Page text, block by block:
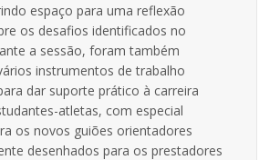
espaço para uma reflexão
os desafios identificados no
a sessão, foram também
instrumentos de trabalho
dar suporte prático à carreira
atletas, com especial
os novos guiões orientadores
desenhados para os prestadores